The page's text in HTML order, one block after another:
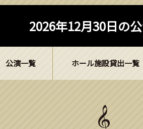
2026年12月30日の
公演一覧 ホール施設貸出一覧